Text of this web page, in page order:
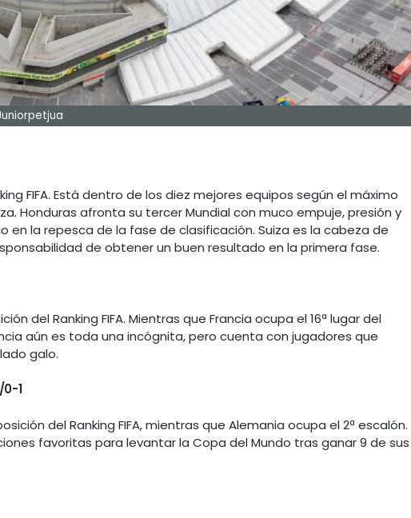
FIFA. Está dentro de los diez mejores equipos según el máximo
Honduras afronta su tercer Mundial con muco empuje, presión y
en la repesca de la fase de clasificación. Suiza es la cabeza de
de obtener un buen resultado en la primera fase.
del Ranking FIFA. Mientras que Francia ocupa el 16ª lugar del
aún es toda una incógnita, pero cuenta con jugadores que
galo.
0-1
del Ranking FIFA, mientras que Alemania ocupa el 2ª escalón.
favoritas para levantar la Copa del Mundo tras ganar 9 de sus